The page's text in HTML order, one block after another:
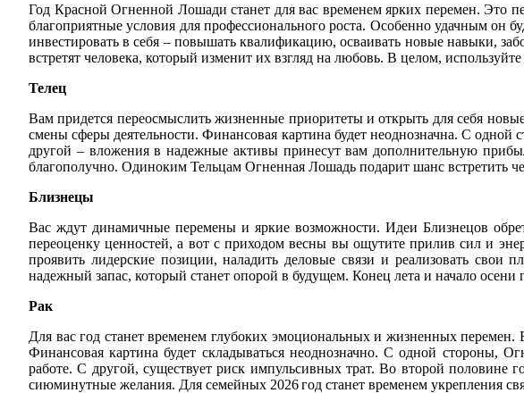
Год Красной Огненной Лошади станет для вас временем ярких перемен. Это
благоприятные условия для профессионального роста. Особенно удачным он
инвестировать в себя – повышать квалификацию, осваивать новые навыки,
встретят человека, который изменит их взгляд на любовь. В целом,
Телец
Вам придется переосмыслить жизненные приоритеты и открыть для себя
смены сферы деятельности. Финансовая картина будет неоднозначна. С
другой – вложения в надежные активы принесут вам дополнительную
благополучно. Одиноким Тельцам Огненная Лошадь подарит шанс встретить
Близнецы
Вас ждут динамичные перемены и яркие возможности. Идеи Близнецов
переоценку ценностей, а вот с приходом весны вы ощутите прилив сил и
проявить лидерские позиции, наладить деловые связи и реализовать свои
надежный запас, который станет опорой в будущем. Конец лета и начало осени
Рак
Для вас год станет временем глубоких эмоциональных и жизненных
Финансовая картина будет складываться неоднозначно. С одной стороны,
работе. С другой, существует риск импульсивных трат. Во второй
сиюминутные желания. Для семейных 2026 год станет временем укрепления